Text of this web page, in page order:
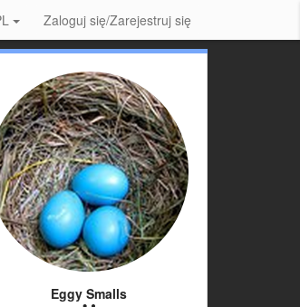
Zaloguj się/Zarejestruj się
Eggy Smalls